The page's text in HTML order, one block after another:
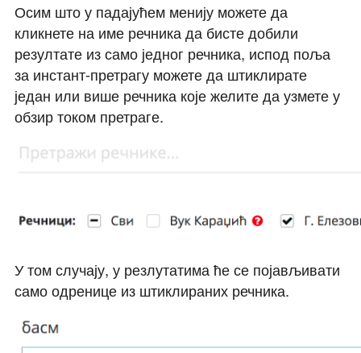
Осим што у падајућем менију можете да
кликнете на име речника да бисте добили
резултате из само једног речника, испод поља
за инстант-претрагу можете да штиклирате
један или више речника које желите да узмете у
обзир током претраге.
У том случају, у резлутатима ће се појављивати
само одренице из штиклираних речника.